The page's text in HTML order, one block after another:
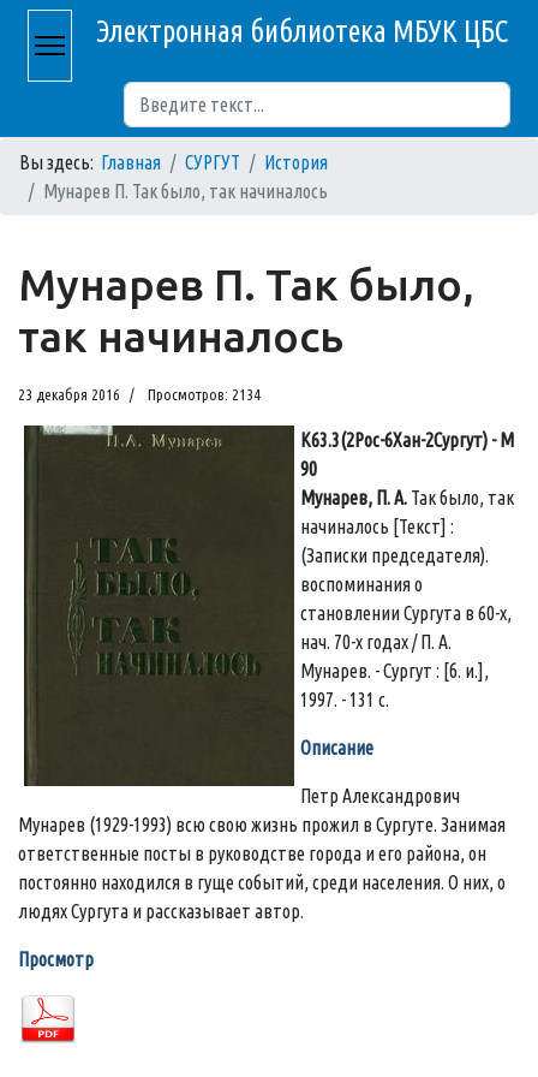
Электронная библиотека МБУК ЦБС
Вы здесь: Главная СУРГУТ
История
Мунарев П. Так было, так начиналось
Мунарев П. Так было,
так начиналось
23 декабря 2016 Просмотров: 2134
К63.3(2Рос-6Хан-2Сургут) - М
90
Мунарев, П. А. Так было, так
начиналось [Текст] :
(Записки председателя).
воспоминания о
становлении Сургута в 60-х,
нач. 70-х годах / П. А.
Мунарев. - Сургут : [б. и.],
1997. - 131 с.
Описание
Петр Александрович
Мунарев (1929-1993) всю свою жизнь прожил в Сургуте. Занимая
ответственные посты в руководстве города и его района, он
постоянно находился в гуще событий, среди населения. О них, о
людях Сургута и рассказывает автор.
Просмотр